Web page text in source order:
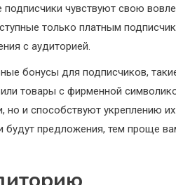
чувствуют свою
только платным
с аудиторией.
бонусы для подписчиков,
товары с фирменной
и способствуют укреплению
предложения, тем проще